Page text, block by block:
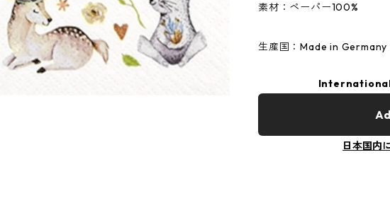
素材：ペーパー100%
生産国：Made in Germany
日本国内